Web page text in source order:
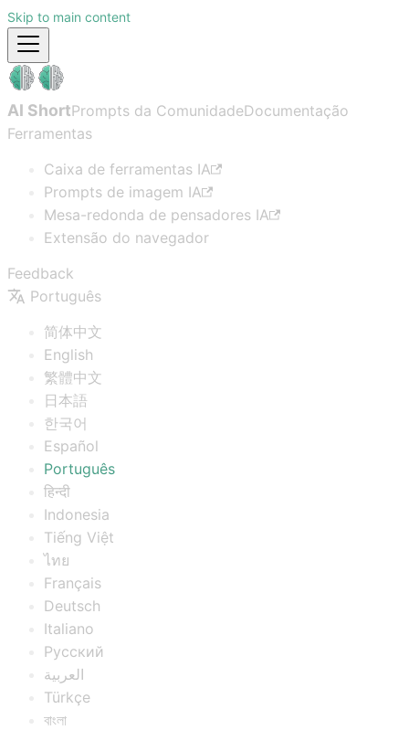
Skip to main content
AI ShortPrompts da ComunidadeDocumentação
Ferramentas
Caixa de ferramentas IA
Prompts de imagem IA
Mesa-redonda de pensadores IA
Extensão do navegador
Feedback
Português
简体中文
English
繁體中文
日本語
한국어
Español
Português
हिन्दी
Indonesia
Tiếng Việt
ไทย
Français
Deutsch
Italiano
Русский
العربية
Türkçe
বাংলা